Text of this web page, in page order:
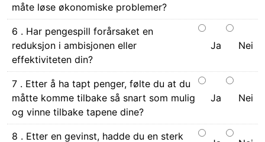
måte løse økonomiske problemer?
6 . Har pengespill forårsaket en
reduksjon i ambisjonen eller
effektiviteten din?
Ja Nei
7 . Etter å ha tapt penger, følte du at du
måtte komme tilbake så snart som mulig
og vinne tilbake tapene dine?
Ja Nei
8 . Etter en gevinst, hadde du en sterk